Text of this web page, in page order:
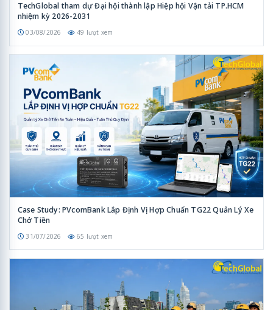
TechGlobal tham dự Đại hội thành lập Hiệp hội Vận tải TP.HCM
nhiệm kỳ 2026-2031
03/08/2026 49 lượt xem
Case Study: PVcomBank Lắp Định Vị Hợp Chuẩn TG22 Quản Lý Xe
Chở Tiền
31/07/2026 65 lượt xem